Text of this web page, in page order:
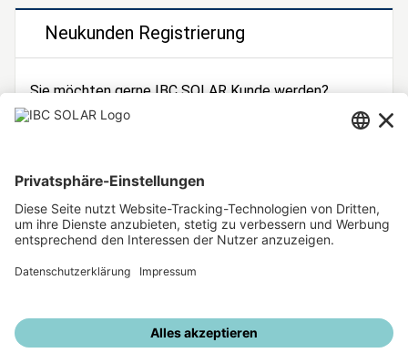
Neukunden Registrierung
Sie möchten gerne IBC SOLAR Kunde werden?
Dann registrieren Sie sich jetzt!
Unsere weiteren Angebote
IBC SOLAR Webseite